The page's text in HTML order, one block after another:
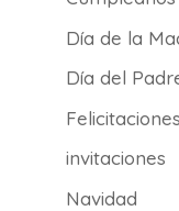
Día de la
Día del
Felicitaciones
invitaciones
Navidad